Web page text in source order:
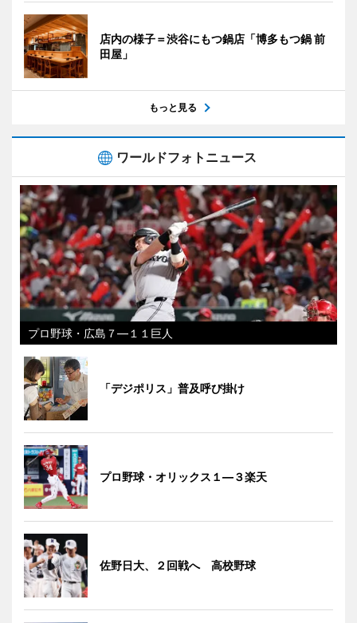
店内の様子＝渋谷にもつ鍋店「博多もつ鍋 前
田屋」
もっと見る
ワールドフォトニュース
プロ野球・広島７―１１巨人
「デジポリス」普及呼び掛け
プロ野球・オリックス１―３楽天
佐野日大、２回戦へ 高校野球